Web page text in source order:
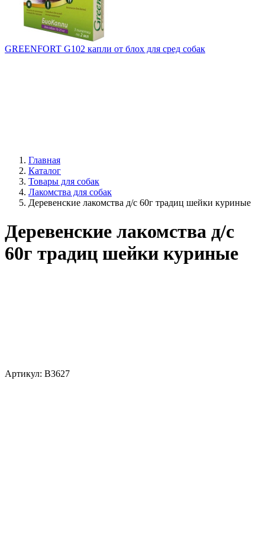
GREENFORT G102 капли от блох для сред собак
Главная
Каталог
Товары для собак
Лакомства для собак
Деревенские лакомства д/с 60г традиц шейки куриные
Деревенские лакомства д/с
60г традиц шейки куриные
Артикул: В3627